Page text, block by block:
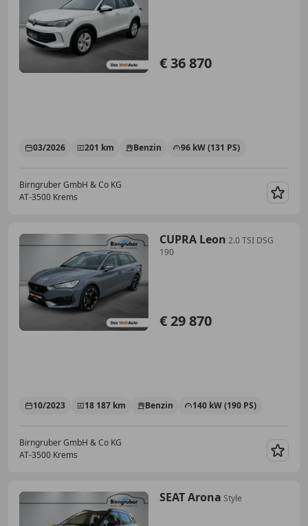
€ 36 870
03/2026 201 km Benzin 96 kW (131 PS)
Birngruber GmbH & Co KG
AT-3500 Krems
CUPRA Leon 2.0 TSI DSG
190
€ 29 870
10/2023 18 187 km Benzin 140 kW (190 PS)
Birngruber GmbH & Co KG
AT-3500 Krems
SEAT Arona Style